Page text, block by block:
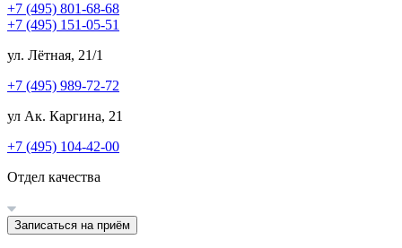
+7 (495) 801-68-68
+7 (495) 151-05-51
ул. Лётная, 21/1
+7 (495) 989-72-72
ул Ак. Каргина, 21
+7 (495) 104-42-00
Отдел качества
Записаться на приём